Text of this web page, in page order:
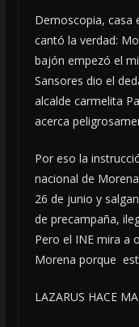
Demoscopia, casa
cantó la verdad:
bajón empezó el
Sansores dio el
alcalde carmelita
acerca
Por eso la
nacional de
26 de junio y
de precampaña,
Pero el INE mira a
Morena porque
LAZARUS HACE